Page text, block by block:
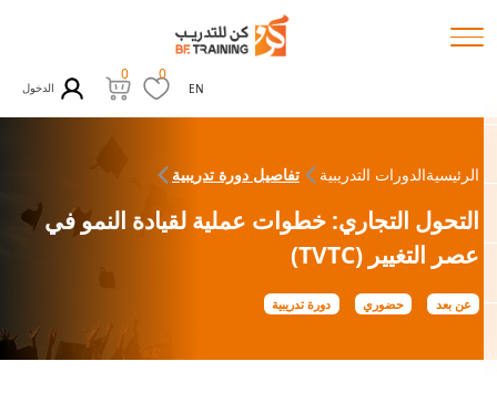
EN
0
0
الدخول
الرئيسيةالدورات التدريبية تفاصيل دورة تدريبية
التحول التجاري: خطوات عملية لقيادة النمو في
عصر التغيير (TVTC)
عن بعد حضوري دورة تدريبية